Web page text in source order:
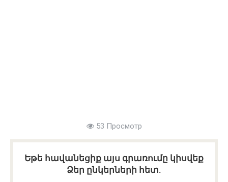
53 Просмотр
Եթե հավանեցիք այս գրառումը կիսվեք
Ձեր ընկերների հետ.